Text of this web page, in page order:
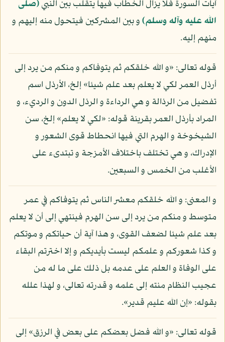
آيات السورة فلا يزال الخطاب فيها يتقلب بين النبي(صلى
الله عليه وآله وسلم)و بين المشركين فيتحول منه إليهم و
منهم إليه.
قوله تعالى: «و الله خلقكم ثم يتوفاكم و منكم من يرد إلى
أرذل العمر لكي لا يعلم بعد علم شيئا» إلخ، الأرذل اسم
تفضيل من الرذالة و هي الرداءة و الرذل الدون و الرديء، و
المراد بأرذل العمر بقرينة قوله: «لكي لا يعلم» إلخ، سن
الشيخوخة و الهرم التي فيها انحطاط قوى الشعور و
الإدراك، و هي تختلف باختلاف الأمزجة و تبتدىء على
الأغلب من الخمس و السبعين.
و المعنى: و الله خلقكم معشر الناس ثم يتوفاكم في عمر
متوسط و منكم من يرد إلى سن الهرم فينتهي إلى أن لا يعلم
بعد علم شيئا لضعف القوى، و هذا آية أن حياتكم و موتكم
و كذا شعوركم و علمكم ليست بأيديكم و إلا اخترتم البقاء
على الوفاة و العلم على عدمه بل ذلك على ما له من
عجيب النظام منته إلى علمه و قدرته تعالى، و لهذا علله
بقوله: «إن الله عليم قدير».
قوله تعالى: «و الله فضل بعضكم على بعض في الرزق» إلى